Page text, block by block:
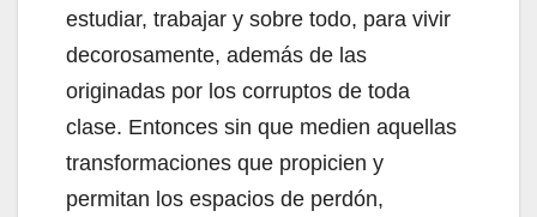
estudiar, trabajar y sobre todo, para vivir
decorosamente, además de las
originadas por los corruptos de toda
clase. Entonces sin que medien aquellas
transformaciones que propicien y
permitan los espacios de perdón,